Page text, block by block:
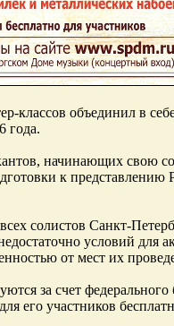
объединил в
года.
начинающих свою
к представлению
солистов Санкт-
условий для
от мест их
за счет федерального
его участников